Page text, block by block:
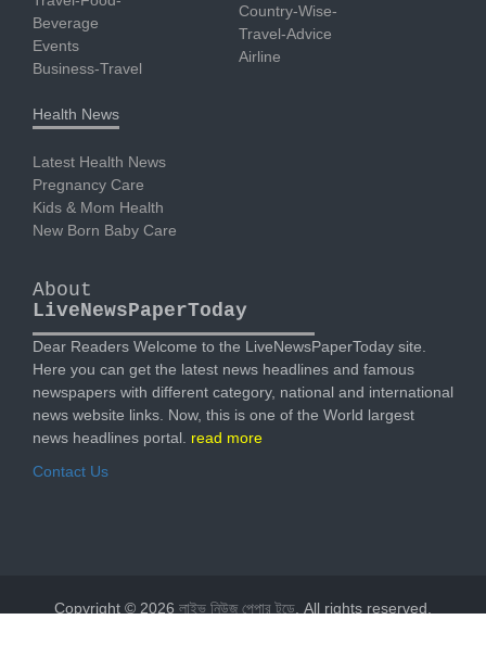
Beverage
Events
Business-Travel
Country-Wise-
Travel-Advice
Airline
Health News
Latest Health News
Pregnancy Care
Kids & Mom Health
New Born Baby Care
About
LiveNewsPaperToday
Dear Readers Welcome to the LiveNewsPaperToday site.
Here you can get the latest news headlines and famous
newspapers with different category, national and international
news website links. Now, this is one of the World largest
news headlines portal. read more
Contact Us
Copyright © 2026 লাইভ নিউজ পেপার টুডে . All rights reserved.